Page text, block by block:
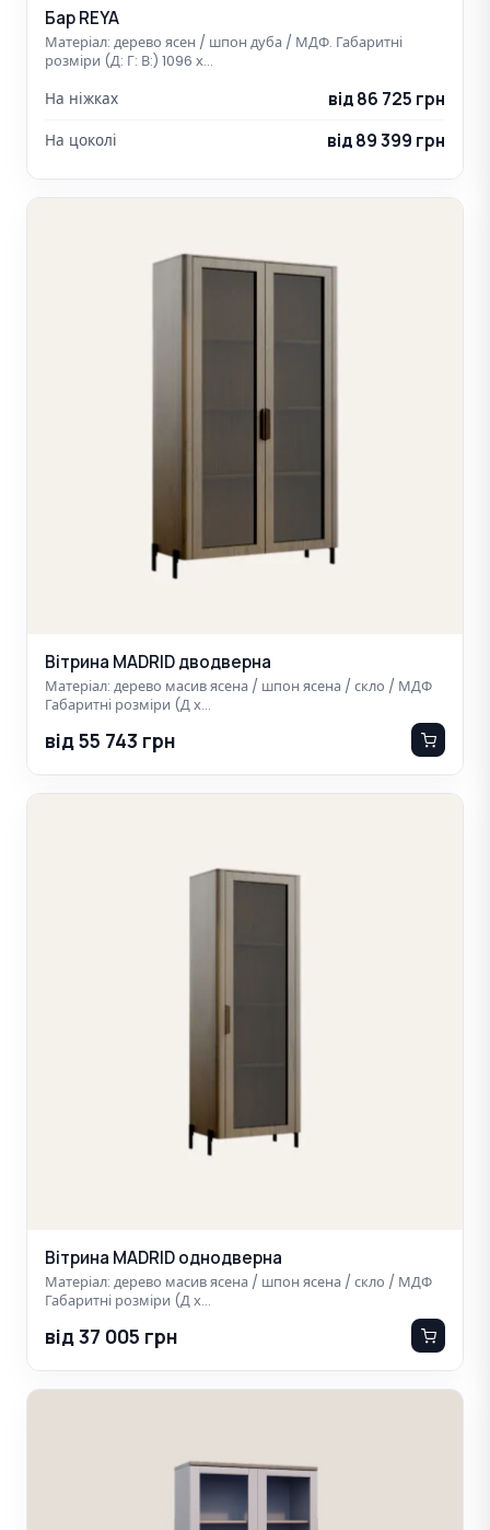
Бар REYA
Матеріал: дерево ясен / шпон дуба / МДФ. Габаритні
розміри (Д: Г: В:) 1096 х…
На ніжках від 86 725 грн
На цоколі від 89 399 грн
Вітрина MADRID дводверна
Матеріал: дерево масив ясена / шпон ясена / скло / МДФ
Габаритні розміри (Д х…
від 55 743 грн
Вітрина MADRID однодверна
Матеріал: дерево масив ясена / шпон ясена / скло / МДФ
Габаритні розміри (Д х…
від 37 005 грн